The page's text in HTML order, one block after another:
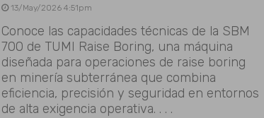
13/May/2026 4:51pm
Conoce las capacidades técnicas de la SBM
700 de TUMI Raise Boring, una máquina
diseñada para operaciones de raise boring
en minería subterránea que combina
eficiencia, precisión y seguridad en entornos
de alta exigencia operativa. . . .